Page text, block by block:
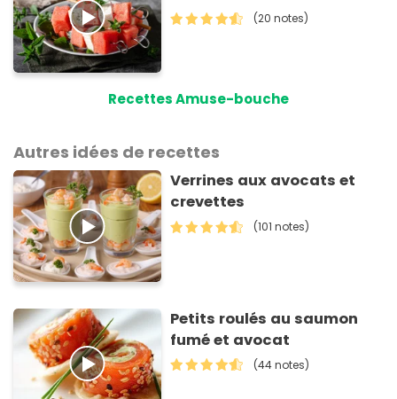
(20 notes)
Recettes Amuse-bouche
Autres idées de recettes
Verrines aux avocats et
crevettes
(101 notes)
Petits roulés au saumon
fumé et avocat
(44 notes)